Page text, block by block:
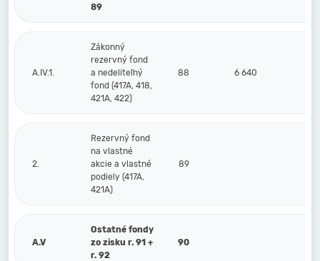
89
A.IV.1.
Zákonný
rezervný fond
a nedeliteľný
fond (417A, 418,
421A, 422)
88 6 640
2.
Rezervný fond
na vlastné
akcie a vlastné
podiely (417A,
421A)
89
A.V
Ostatné fondy
zo zisku r. 91 +
r. 92
90